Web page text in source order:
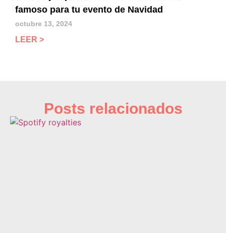
famoso para tu evento de Navidad
octubre 13, 2024
LEER >
Posts relacionados